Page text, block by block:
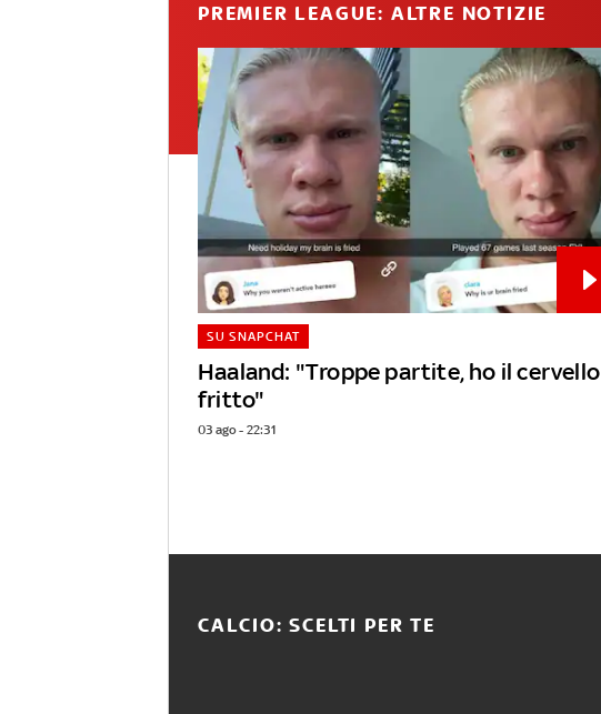
PREMIER LEAGUE: ALTRE NOTIZIE
Haaland: "Troppe partite, ho il cervello
fritto"
SU SNAPCHAT
03 ago - 22:31
CALCIO: SCELTI PER TE